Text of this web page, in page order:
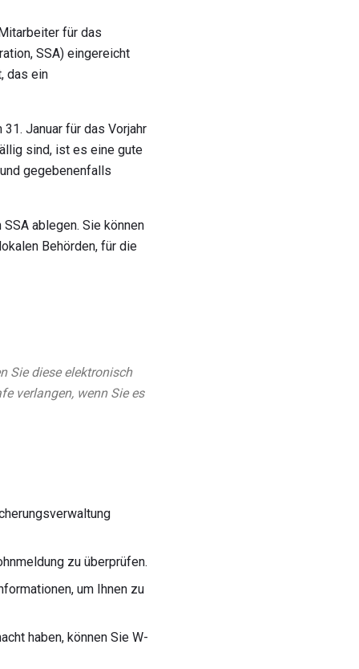
für das
SSA) eingereicht
das ein
Januar für das Vorjahr
sind, ist es eine gute
gegebenenfalls
ablegen. Sie können
Behörden, für die
Sie diese elektronisch
verlangen, wenn Sie es
zu überprüfen.
um Ihnen zu
haben, können Sie W-